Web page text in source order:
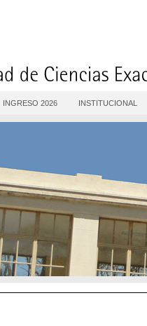
INGRESO 2026 INSTITUCIONAL